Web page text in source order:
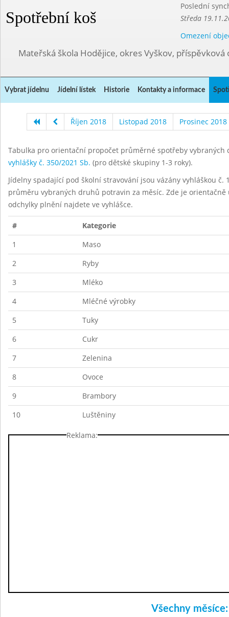
Spotřební koš
Poslední
Středa
Omezení
Mateřská škola Hodějice, okres Vyškov, příspěvková
Vybrat jídelnu Jídelní lístek Historie Kontakty a informace
Říjen 2018 Listopad 2018 Prosinec 2018
Tabulka pro orientační propočet průměrné spotřeby
vyhlášky č. 350/2021 Sb. (pro dětské skupiny 1-3 roky).
Jídelny spadající pod školní stravování jsou vázány vyhláškou
průměru vybraných druhů potravin za měsíc. Zde je
odchylky plnění najdete ve vyhlášce.
#
Kategorie
1
Maso
2
Ryby
3
Mléko
4
Mléčné výrobky
5
Tuky
6
Cukr
7
Zelenina
8
Ovoce
9
Brambory
10
Luštěniny
Reklama:
Všechny měsíce: